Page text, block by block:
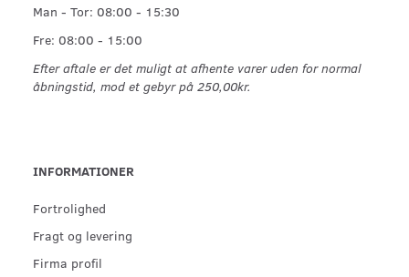
Man - Tor: 08:00 - 15:30
Fre: 08:00 - 15:00
Efter aftale er det muligt at afhente varer uden for normal
åbningstid, mod et gebyr på 250,00kr.
INFORMATIONER
Fortrolighed
Fragt og levering
Firma profil